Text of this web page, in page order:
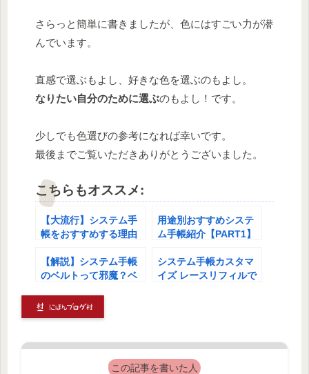
さらっと簡単に書きましたが、色にはすごい力が潜
んでいます。
直感で選ぶもよし、好きな色を選ぶのもよし。
なりたい自分のために選ぶのもよし！です。
少しでも色選びの参考になれば幸いです。
最後までご覧いただきありがとうございました。
こちらもオススメ:
【大流行】システム手
帳をおすすめする理由
用途別おすすめシステ
ム手帳紹介【PART1】
【解説】システム手帳
のベルトって邪魔？ベ
邪魔ポイント【システ
ム手帳歴6年】
システム手帳カスタマ
イズ レースリフィルで
この記事を書いた人